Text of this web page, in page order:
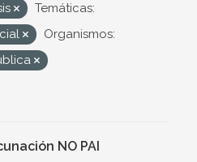
Temáticas:
Organismos:
NO PAI